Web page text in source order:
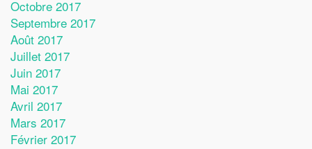
Octobre 2017
Septembre 2017
Août 2017
Juillet 2017
Juin 2017
Mai 2017
Avril 2017
Mars 2017
Février 2017